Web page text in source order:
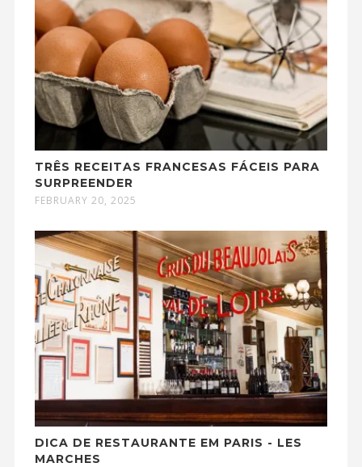
TRÊS RECEITAS FRANCESAS FÁCEIS PARA
SURPREENDER
FEBRUARY 20, 2025
DICA DE RESTAURANTE EM PARIS - LES
MARCHES